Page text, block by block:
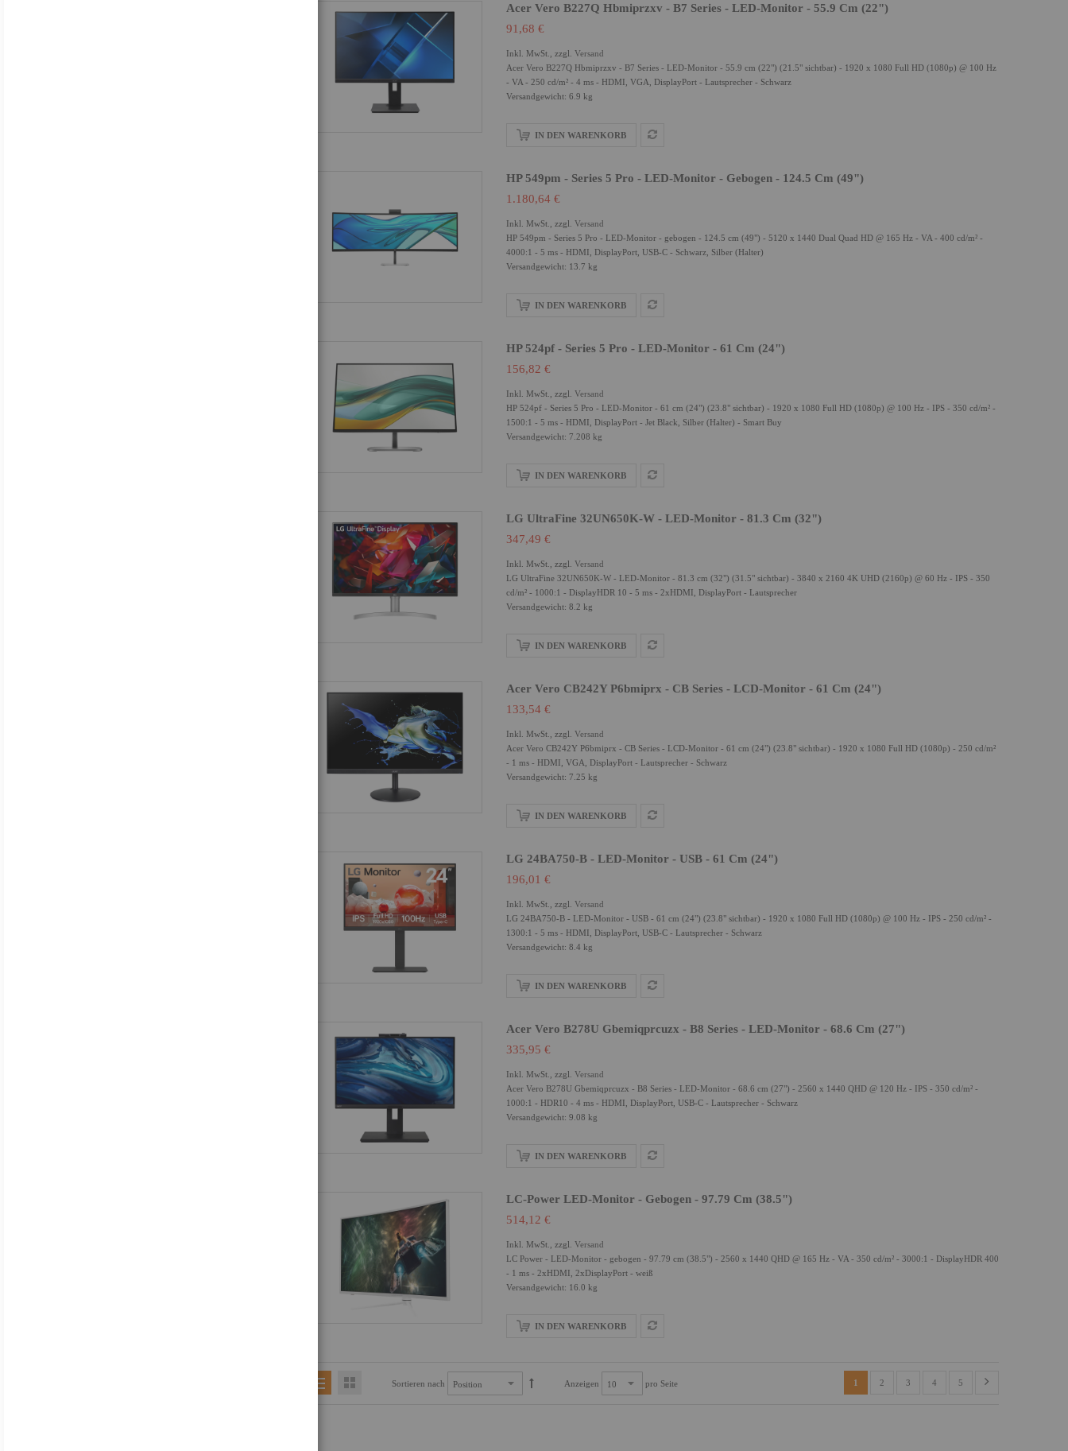
Acer Vero B227Q Hbmiprzxv - B7 Series - LED-Monitor - 55.9 Cm (22")
91,68 €
Inkl. MwSt., zzgl. Versand
Acer Vero B227Q Hbmiprzxv - B7 Series - LED-Monitor - 55.9 cm (22") (21.5" sichtbar) - 1920 x 1080 Full HD (1080p) @ 100 Hz
- VA - 250 cd/m² - 4 ms - HDMI, VGA, DisplayPort - Lautsprecher - Schwarz
Versandgewicht: 6.9 kg
IN DEN WARENKORB
HP 549pm - Series 5 Pro - LED-Monitor - Gebogen - 124.5 Cm (49")
1.180,64 €
Inkl. MwSt., zzgl. Versand
HP 549pm - Series 5 Pro - LED-Monitor - gebogen - 124.5 cm (49") - 5120 x 1440 Dual Quad HD @ 165 Hz - VA - 400 cd/m² -
4000:1 - 5 ms - HDMI, DisplayPort, USB-C - Schwarz, Silber (Halter)
Versandgewicht: 13.7 kg
IN DEN WARENKORB
HP 524pf - Series 5 Pro - LED-Monitor - 61 Cm (24")
156,82 €
Inkl. MwSt., zzgl. Versand
HP 524pf - Series 5 Pro - LED-Monitor - 61 cm (24") (23.8" sichtbar) - 1920 x 1080 Full HD (1080p) @ 100 Hz - IPS - 350 cd/m² -
1500:1 - 5 ms - HDMI, DisplayPort - Jet Black, Silber (Halter) - Smart Buy
Versandgewicht: 7.208 kg
IN DEN WARENKORB
LG UltraFine 32UN650K-W - LED-Monitor - 81.3 Cm (32")
347,49 €
Inkl. MwSt., zzgl. Versand
LG UltraFine 32UN650K-W - LED-Monitor - 81.3 cm (32") (31.5" sichtbar) - 3840 x 2160 4K UHD (2160p) @ 60 Hz - IPS - 350
cd/m² - 1000:1 - DisplayHDR 10 - 5 ms - 2xHDMI, DisplayPort - Lautsprecher
Versandgewicht: 8.2 kg
IN DEN WARENKORB
Acer Vero CB242Y P6bmiprx - CB Series - LCD-Monitor - 61 Cm (24")
133,54 €
Inkl. MwSt., zzgl. Versand
Acer Vero CB242Y P6bmiprx - CB Series - LCD-Monitor - 61 cm (24") (23.8" sichtbar) - 1920 x 1080 Full HD (1080p) - 250 cd/m²
- 1 ms - HDMI, VGA, DisplayPort - Lautsprecher - Schwarz
Versandgewicht: 7.25 kg
IN DEN WARENKORB
LG 24BA750-B - LED-Monitor - USB - 61 Cm (24")
196,01 €
Inkl. MwSt., zzgl. Versand
LG 24BA750-B - LED-Monitor - USB - 61 cm (24") (23.8" sichtbar) - 1920 x 1080 Full HD (1080p) @ 100 Hz - IPS - 250 cd/m² -
1300:1 - 5 ms - HDMI, DisplayPort, USB-C - Lautsprecher - Schwarz
Versandgewicht: 8.4 kg
IN DEN WARENKORB
Acer Vero B278U Gbemiqprcuzx - B8 Series - LED-Monitor - 68.6 Cm (27")
335,95 €
Inkl. MwSt., zzgl. Versand
Acer Vero B278U Gbemiqprcuzx - B8 Series - LED-Monitor - 68.6 cm (27") - 2560 x 1440 QHD @ 120 Hz - IPS - 350 cd/m² -
1000:1 - HDR10 - 4 ms - HDMI, DisplayPort, USB-C - Lautsprecher - Schwarz
Versandgewicht: 9.08 kg
IN DEN WARENKORB
LC-Power LED-Monitor - Gebogen - 97.79 Cm (38.5")
514,12 €
Inkl. MwSt., zzgl. Versand
LC Power - LED-Monitor - gebogen - 97.79 cm (38.5") - 2560 x 1440 QHD @ 165 Hz - VA - 350 cd/m² - 3000:1 - DisplayHDR 400
- 1 ms - 2xHDMI, 2xDisplayPort - weiß
Versandgewicht: 16.0 kg
IN DEN WARENKORB
Sortieren nach Anzeigen pro Seite 1 2 3 4 5